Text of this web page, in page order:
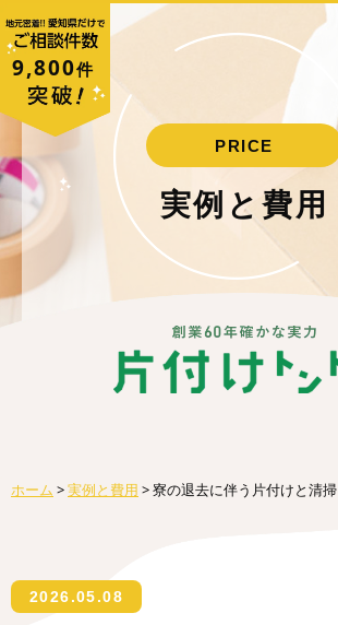
9,800件
PRICE
実例と費用
ホーム >実例と費用 >寮の退去に伴う片付けと清掃
2026.05.08